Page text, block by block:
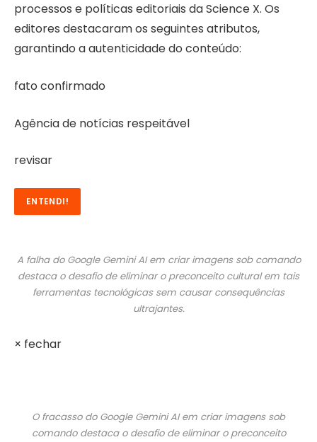
processos e políticas editoriais da Science X. Os
editores destacaram os seguintes atributos,
garantindo a autenticidade do conteúdo:
fato confirmado
Agência de notícias respeitável
revisar
ENTENDI!
A falha do Google Gemini AI em criar imagens sob comando
destaca o desafio de eliminar o preconceito cultural em tais
ferramentas tecnológicas sem causar consequências
ultrajantes.
× fechar
O fracasso do Google Gemini AI em criar imagens sob
comando destaca o desafio de eliminar o preconceito